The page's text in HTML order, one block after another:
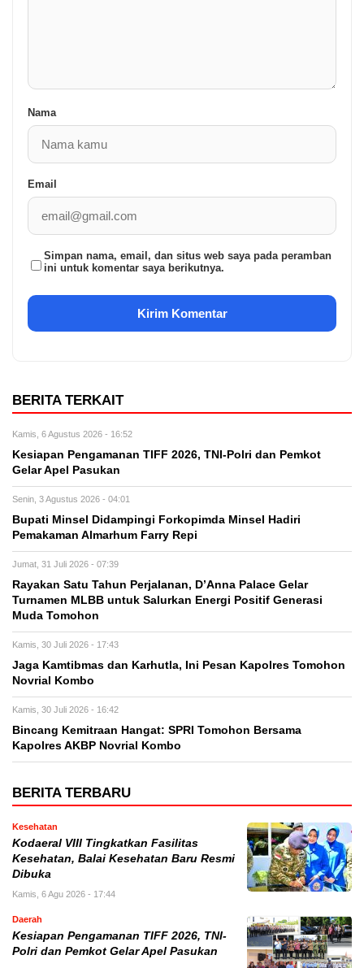
Nama
Email
Simpan nama, email, dan situs web saya pada peramban
ini untuk komentar saya berikutnya.
BERITA TERKAIT
Kamis, 6 Agustus 2026 - 16:52
Kesiapan Pengamanan TIFF 2026, TNI-Polri dan Pemkot
Gelar Apel Pasukan
Senin, 3 Agustus 2026 - 04:01
Bupati Minsel Didampingi Forkopimda Minsel Hadiri
Pemakaman Almarhum Farry Repi
Jumat, 31 Juli 2026 - 07:39
Rayakan Satu Tahun Perjalanan, D’Anna Palace Gelar
Turnamen MLBB untuk Salurkan Energi Positif Generasi
Muda Tomohon
Kamis, 30 Juli 2026 - 17:43
Jaga Kamtibmas dan Karhutla, Ini Pesan Kapolres Tomohon
Novrial Kombo
Kamis, 30 Juli 2026 - 16:42
Bincang Kemitraan Hangat: SPRI Tomohon Bersama
Kapolres AKBP Novrial Kombo
BERITA TERBARU
Kesehatan
Kodaeral VIII Tingkatkan Fasilitas
Kesehatan, Balai Kesehatan Baru Resmi
Dibuka
Kamis, 6 Agu 2026 - 17:44
Daerah
Kesiapan Pengamanan TIFF 2026, TNI-
Polri dan Pemkot Gelar Apel Pasukan